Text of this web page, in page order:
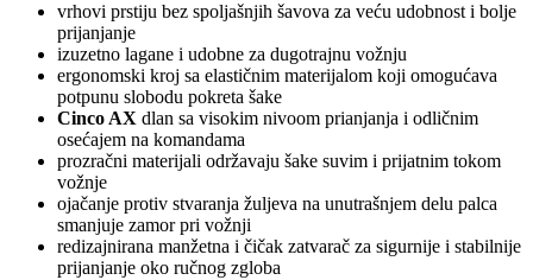
vrhovi prstiju bez spoljašnjih šavova za veću udobnost i bolje
prijanjanje
izuzetno lagane i udobne za dugotrajnu vožnju
ergonomski kroj sa elastičnim materijalom koji omogućava
potpunu slobodu pokreta šake
Cinco AX dlan sa visokim nivoom prianjanja i odličnim
osećajem na komandama
prozračni materijali održavaju šake suvim i prijatnim tokom
vožnje
ojačanje protiv stvaranja žuljeva na unutrašnjem delu palca
smanjuje zamor pri vožnji
redizajnirana manžetna i čičak zatvarač za sigurnije i stabilnije
prijanjanje oko ručnog zgloba